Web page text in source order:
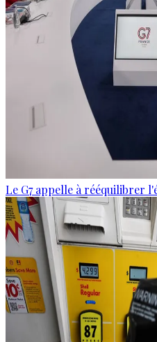
Le G7 appelle à rééquilibrer